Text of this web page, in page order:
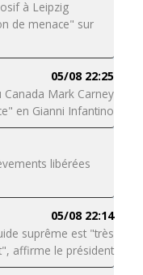
à Leipzig
de menace" sur
05/08 22:25
Mark Carney
en Gianni Infantino
libérées
05/08 22:14
suprême est "très
affirme le président